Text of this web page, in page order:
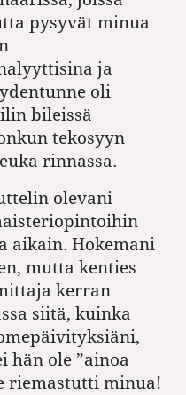
pysyvät minua
ja
oli
bileissä
tekosyyn
rinnassa.
olevani
aikain. Hokemani
mutta kenties
kerran
siitä, kuinka
hän ole ”ainoa
riemastutti minua!